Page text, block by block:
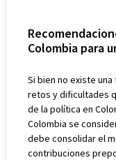
Colombia para
Si bien no existe
retos y dificultades
de la política en
Colombia se
debe consolidar el
contribuciones